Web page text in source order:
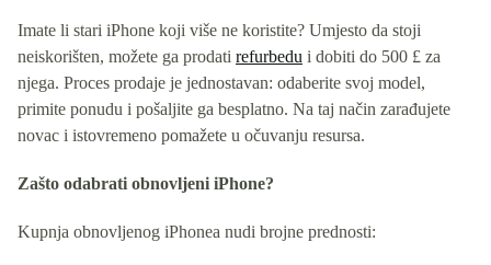
Imate li stari iPhone koji više ne koristite? Umjesto da stoji
neiskorišten, možete ga prodati refurbedu i dobiti do 500 £ za
njega. Proces prodaje je jednostavan: odaberite svoj model,
primite ponudu i pošaljite ga besplatno. Na taj način zarađujete
novac i istovremeno pomažete u očuvanju resursa.
Zašto odabrati obnovljeni iPhone?
Kupnja obnovljenog iPhonea nudi brojne prednosti: